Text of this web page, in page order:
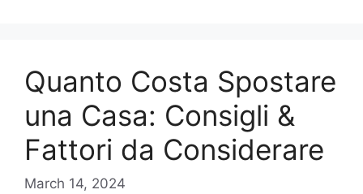
Quanto Costa Spostare
una Casa: Consigli &
Fattori da Considerare
March 14, 2024